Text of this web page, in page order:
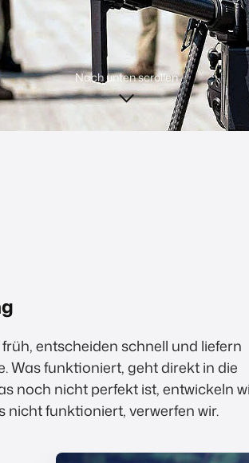
Nach unten scrollen
entscheiden schnell und liefern
Was funktioniert, geht direkt in die
noch nicht perfekt ist, entwickeln
nicht funktioniert, verwerfen wir.